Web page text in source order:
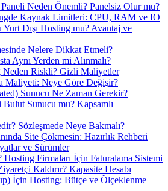
Neden Önemli? Panelsiz Olur mu?
Kaynak Limitleri: CPU, RAM ve IO
Dışı Hosting mu? Avantaj ve
Nelere Dikkat Etmeli?
Aynı Yerden mi Alınmalı?
Neden Riskli? Gizli Maliyetler
Maliyeti: Neye Göre Değişir?
Sunucu Ne Zaman Gerekir?
Sunucu mu? Kapsamlı
Sözleşmede Neye Bakmalı?
Site Çökmesin: Hazırlık Rehberi
ve Sürümler
Firmaları İçin Faturalama Sistemi
Kaldırır? Kapasite Hesabı
İçin Hosting: Bütçe ve Ölçeklenme